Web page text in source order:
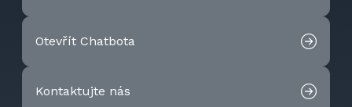
Otevřít Chatbota
Kontaktujte nás